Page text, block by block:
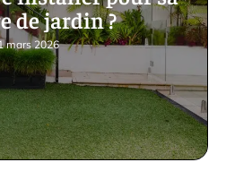
de jardin ?
mars 2026